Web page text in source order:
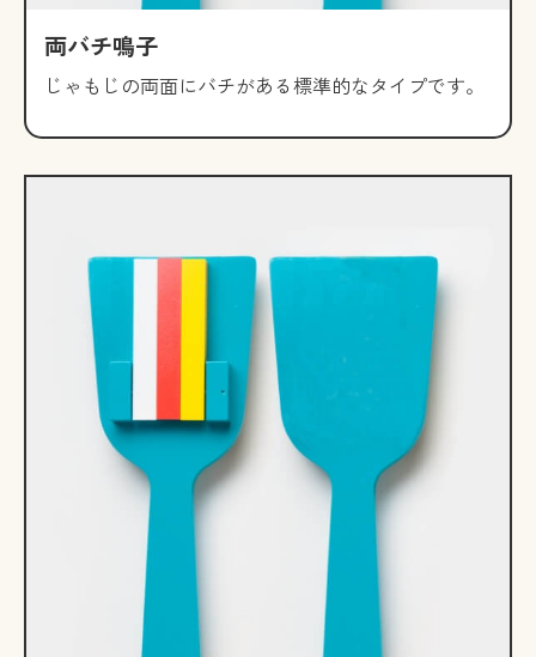
両バチ鳴子
じゃもじの両面にバチがある標準的なタイプです。